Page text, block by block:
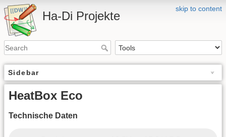
skip to content
Ha-Di Projekte
Sidebar
HeatBox Eco
Technische Daten